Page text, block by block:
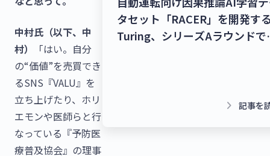
中村氏（以下、中
村）
「はい。自分
の“価値”を売買でき
るSNS『VALU』を
立ち上げたり、ホリ
エモンや医師らと行
なっている『予防医
療普及協会』の理事
タセット「RACER」を開発す
Turing、シリーズAラウンドで
ズBラウンドで16億3,000万円
keyboard_arrow_right 記事を